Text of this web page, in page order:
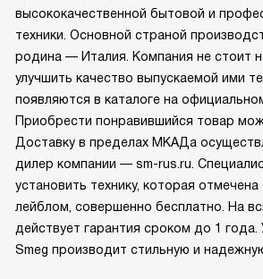
высококачественной бытовой и
техники. Основной страной
родина — Италия. Компания не стоит
улучшить качество выпускаемой ими
появляются в каталоге на
Приобрести понравившийся товар
Доставку в пределах МКАДа
дилер компании — sm-rus.ru.
установить технику, которая
лейблом, совершенно бесплатно. На
действует гарантия сроком до 1
Smeg производит стильную и